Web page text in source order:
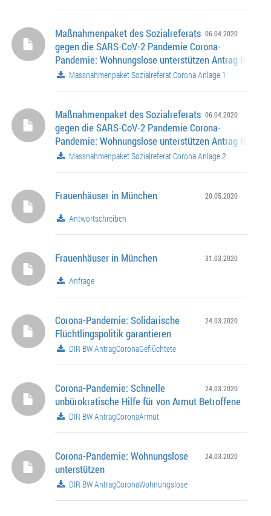
06.04.2020
Maßnahmenpaket des Sozialreferats
gegen die SARS-CoV-2 Pandemie Corona-
Pandemie: Wohnungslose unterstützen Antrag Nr. 14-
06995 ........................... Corona-Pandemie: Schnelle
Massnahmenpaket Sozialreferat Corona Anlage 1
06.04.2020
Maßnahmenpaket des Sozialreferats
gegen die SARS-CoV-2 Pandemie Corona-
Pandemie: Wohnungslose unterstützen Antrag Nr. 14-
06995 ........................... Corona-Pandemie: Schnelle
Massnahmenpaket Sozialreferat Corona Anlage 2
20.05.2020
Frauenhäuser in München
Antwortschreiben
31.03.2020
Frauenhäuser in München
Anfrage
24.03.2020
Corona-Pandemie: Solidarische
Flüchtlingspolitik garantieren
DIR BW AntragCoronaGeflüchtete
24.03.2020
Corona-Pandemie: Schnelle
unbürokratische Hilfe für von Armut Betroffene
DIR BW AntragCoronaArmut
24.03.2020
Corona-Pandemie: Wohnungslose
unterstützen
DIR BW AntragCoronaWohnungslose